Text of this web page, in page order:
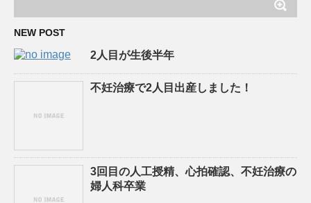
NEW POST
2人目が生後半年
不妊治療で2人目出産しました！
3回目の人工授精、心拍確認、不妊治療の
婦人科卒業